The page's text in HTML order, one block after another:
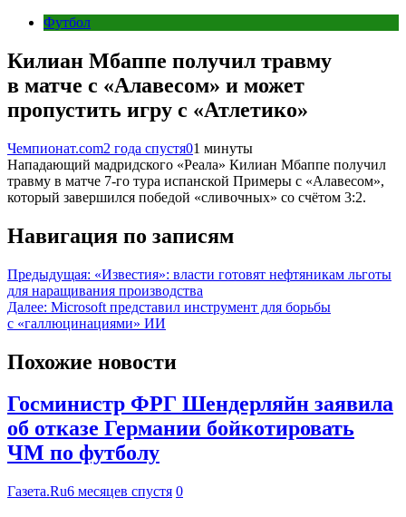
Футбол
Килиан Мбаппе получил травму
в матче с «Алавесом» и может
пропустить игру с «Атлетико»
Чемпионат.com2 года спустя01 минуты
Нападающий мадридского «Реала» Килиан Мбаппе получил
травму в матче 7-го тура испанской Примеры с «Алавесом»,
который завершился победой «сливочных» со счётом 3:2.
Навигация по записям
Предыдущая: «Известия»: власти готовят нефтяникам льготы
для наращивания производства
Далее: Microsoft представил инструмент для борьбы
с «галлюцинациями» ИИ
Похожие новости
Госминистр ФРГ Шендерляйн заявила
об отказе Германии бойкотировать
ЧМ по футболу
Газета.Ru6 месяцев спустя 0